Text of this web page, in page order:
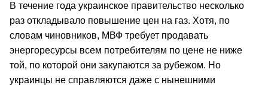
В течение года украинское правительство несколько
раз откладывало повышение цен на газ. Хотя, по
словам чиновников, МВФ требует продавать
энергоресурсы всем потребителям по цене не ниже
той, по которой они закупаются за рубежом. Но
украинцы не справляются даже с нынешними